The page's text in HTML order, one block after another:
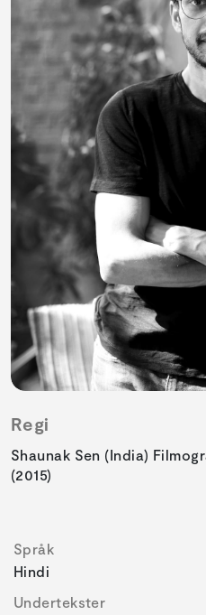
Regi
Shaunak Sen (India)
(2015)
Språk
Hindi
Undertekster